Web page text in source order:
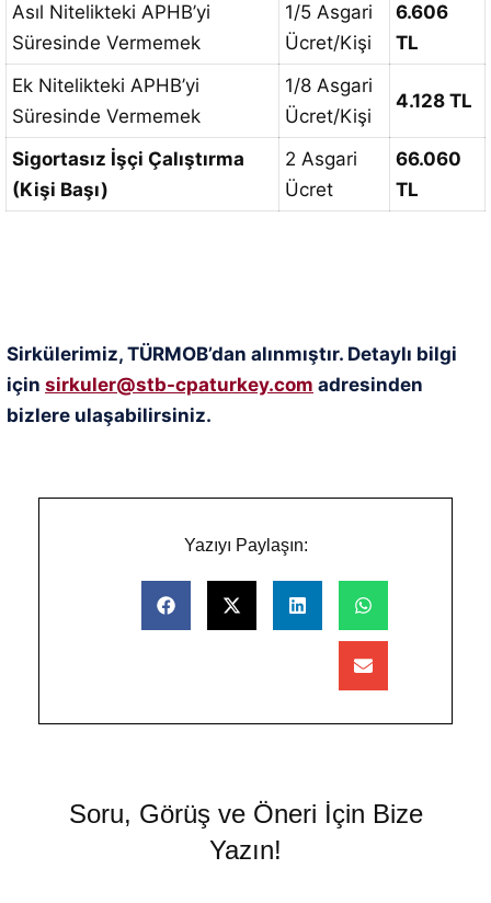
Asıl Nitelikteki APHB’yi
Süresinde Vermemek
1/5 Asgari
Ücret/Kişi
6.606
TL
Ek Nitelikteki APHB’yi
Süresinde Vermemek
1/8 Asgari
Ücret/Kişi
4.128 TL
Sigortasız İşçi Çalıştırma
(Kişi Başı)
2 Asgari
Ücret
66.060
TL
Sirkülerimiz, TÜRMOB’dan alınmıştır. Detaylı bilgi
için sirkuler@stb-cpaturkey.com adresinden
bizlere ulaşabilirsiniz.
Yazıyı Paylaşın:
Soru, Görüş ve Öneri İçin Bize
Yazın!